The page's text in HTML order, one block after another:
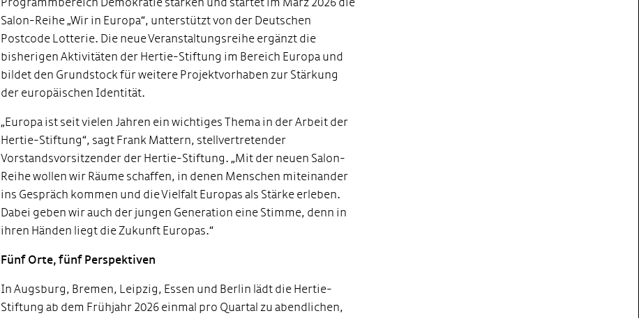
Salon-Reihe „Wir in Europa“, unterstützt von der Deutschen
Postcode Lotterie. Die neue Veranstaltungsreihe ergänzt die
bisherigen Aktivitäten der Hertie-Stiftung im Bereich Europa und
bildet den Grundstock für weitere Projektvorhaben zur Stärkung
der europäischen Identität.
„Europa ist seit vielen Jahren ein wichtiges Thema in der Arbeit der
Hertie-Stiftung“, sagt Frank Mattern, stellvertretender
Vorstandsvorsitzender der Hertie-Stiftung. „Mit der neuen Salon-
Reihe wollen wir Räume schaffen, in denen Menschen miteinander
ins Gespräch kommen und die Vielfalt Europas als Stärke erleben.
Dabei geben wir auch der jungen Generation eine Stimme, denn in
ihren Händen liegt die Zukunft Europas.“
Fünf Orte, fünf Perspektiven
In Augsburg, Bremen, Leipzig, Essen und Berlin lädt die Hertie-
Stiftung ab dem Frühjahr 2026 einmal pro Quartal zu abendlichen,